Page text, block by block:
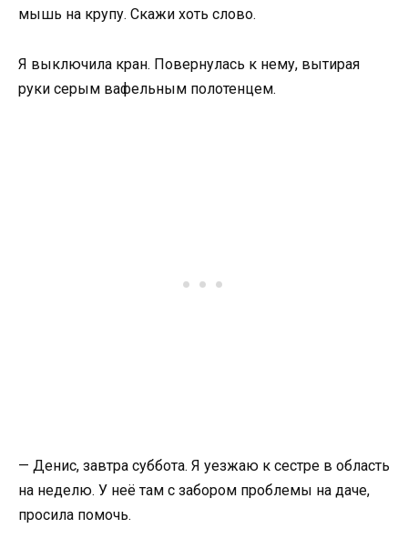
мышь на крупу. Скажи хоть слово.
Я выключила кран. Повернулась к нему, вытирая
руки серым вафельным полотенцем.
— Денис, завтра суббота. Я уезжаю к сестре в область
на неделю. У неё там с забором проблемы на даче,
просила помочь.